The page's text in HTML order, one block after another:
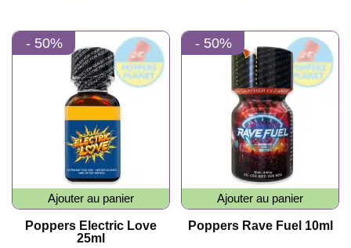
était :
10,90€.
est :
5,45€.
était :
10,90€.
est :
5,45€.
- 50%
Ajouter au panier
Poppers Electric Love
25ml
- 50%
Ajouter au panier
Poppers Rave Fuel 10ml